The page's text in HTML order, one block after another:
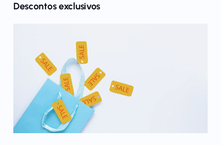
Descontos exclusivos